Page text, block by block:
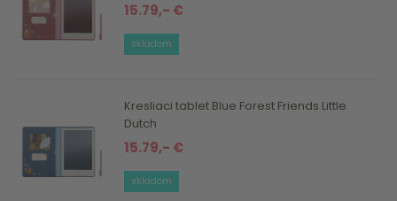
15.79,- €
skladom
Kresliaci tablet Blue Forest Friends Little
Dutch
15.79,- €
skladom